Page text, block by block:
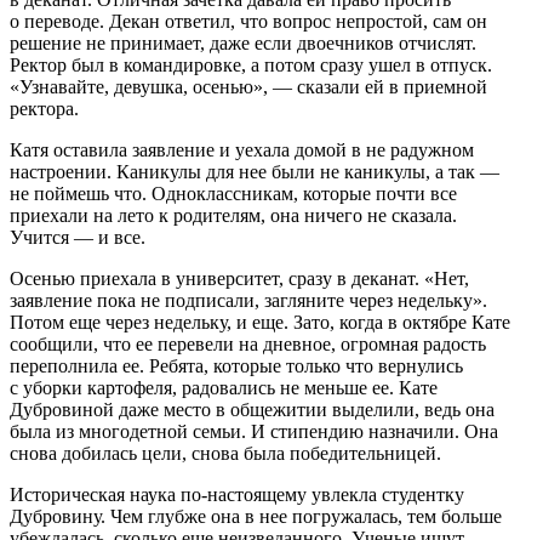
о переводе. Декан ответил, что вопрос непростой, сам он
решение не принимает, даже если двоечников отчислят.
Ректор был в командировке, а потом сразу ушел в отпуск.
«Узнавайте, девушка, осенью», — сказали ей в приемной
ректора.
Катя оставила заявление и уехала домой в не радужном
настроении. Каникулы для нее были не каникулы, а так —
не поймешь что. Одноклассникам, которые почти все
приехали на лето к родителям, она ничего не сказала.
Учится — и все.
Осенью приехала в университет, сразу в деканат. «Нет,
заявление пока не подписали, загляните через недельку».
Потом еще через недельку, и еще. Зато, когда в октябре Кате
сообщили, что ее перевели на дневное, огромная радость
переполнила ее. Ребята, которые только что вернулись
с уборки картофеля, радовались не меньше ее. Кате
Дубровиной даже место в общежитии выделили, ведь она
была из многодетной семьи. И стипендию назначили. Она
снова добилась цели, снова была победительницей.
Историческая наука по-настоящему увлекла студентку
Дубровину. Чем глубже она в нее погружалась, тем больше